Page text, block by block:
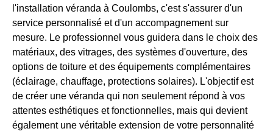
l'installation véranda à Coulombs, c'est s'assurer d'un
service personnalisé et d'un accompagnement sur
mesure. Le professionnel vous guidera dans le choix des
matériaux, des vitrages, des systèmes d'ouverture, des
options de toiture et des équipements complémentaires
(éclairage, chauffage, protections solaires). L'objectif est
de créer une véranda qui non seulement répond à vos
attentes esthétiques et fonctionnelles, mais qui devient
également une véritable extension de votre personnalité